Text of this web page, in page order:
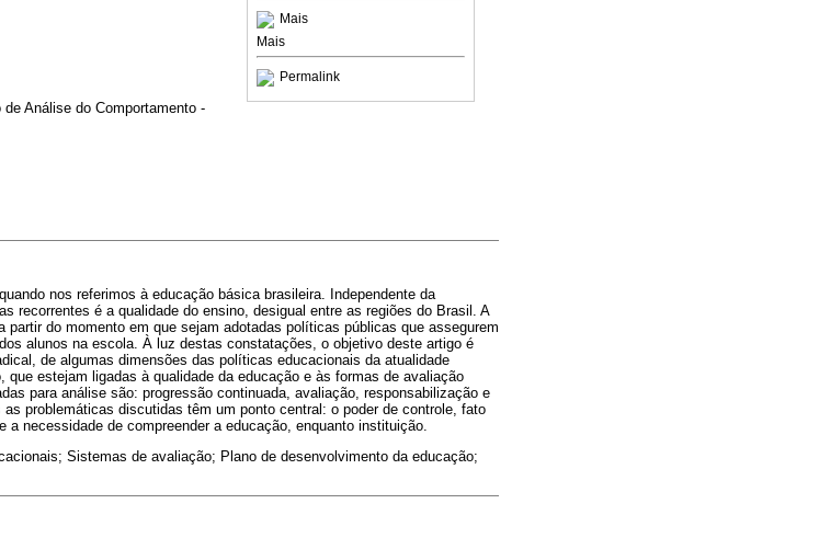
Mais
Mais
Permalink
Análise do Comportamento -
nos referimos à educação básica brasileira. Independente da
recorrentes é a qualidade do ensino, desigual entre as regiões do Brasil. A
partir do momento em que sejam adotadas políticas públicas que assegurem
alunos na escola. À luz destas constatações, o objetivo deste artigo é
de algumas dimensões das políticas educacionais da atualidade
estejam ligadas à qualidade da educação e às formas de avaliação
para análise são: progressão continuada, avaliação, responsabilização e
problemáticas discutidas têm um ponto central: o poder de controle, fato
necessidade de compreender a educação, enquanto instituição.
Sistemas de avaliação; Plano de desenvolvimento da educação;